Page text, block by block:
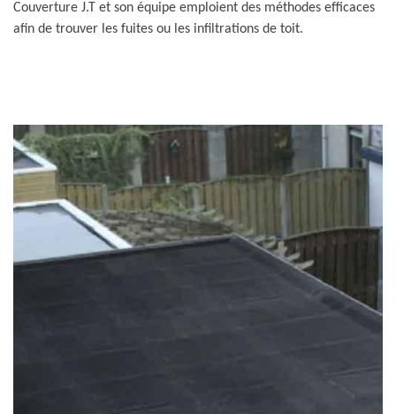
Couverture J.T et son équipe emploient des méthodes efficaces
afin de trouver les fuites ou les infiltrations de toit.